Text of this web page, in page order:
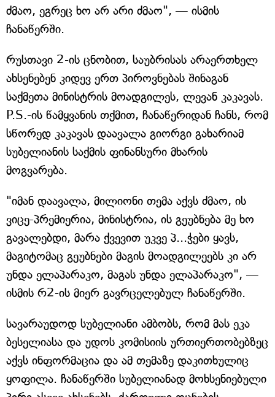
ძმაო, ეგრეც ხო არ არი ძმაო", — ისმის
ჩანაწერში.
რუსთავი 2-ის ცნობით, საუბრისას არაერთხელ
ახსენებენ კიდევ ერთ პიროვნებას შინაგან
საქმეთა მინისტრის მოადგილეს, ლევან კაკავას.
P.S.-ის წამყვანის თქმით, ჩანაწერიდან ჩანს, რომ
სწორედ კაკავას დაავალა გიორგი გახარიამ
სუბელიანის საქმის ფინანსური მხარის
მოგვარება.
"იმან დაავალა, მილიონი თემა აქვს ძმაო, ის
ვიცე-პრემიერია, მინისტრია, ის გეუბნება მე ხო
გავალებდი, მარა ქვევით უკვე პ...ჭები ყავს,
მაგიტომაც გეუბნები მაგის მოადგილეებს კი არ
უნდა ელაპარაკო, მაგას უნდა ელაპარაკო", —
ისმის რ2-ის მიერ გავრცელებულ ჩანაწერში.
სავარაუდოდ სუბელიანი ამბობს, რომ მას ეკა
ბესელიასა და უდოს კომისიის ურთიერთობებზეც
აქვს ინფორმაცია და ამ თემაზე დაკითხულიც
ყოფილა. ჩანაწერში სუბელიანად მოხსენიებული